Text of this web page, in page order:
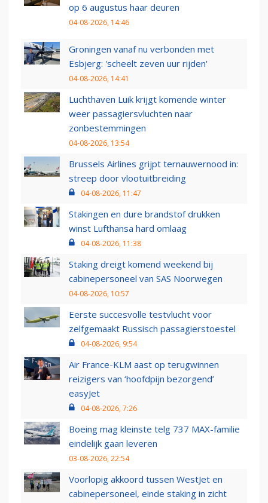
op 6 augustus haar deuren
04-08-2026, 14:46
Groningen vanaf nu verbonden met
Esbjerg: 'scheelt zeven uur rijden'
04-08-2026, 14:41
Luchthaven Luik krijgt komende winter
weer passagiersvluchten naar
zonbestemmingen
04-08-2026, 13:54
Brussels Airlines grijpt ternauwernood in:
streep door vlootuitbreiding
04-08-2026, 11:47
Stakingen en dure brandstof drukken
winst Lufthansa hard omlaag
04-08-2026, 11:38
Staking dreigt komend weekend bij
cabinepersoneel van SAS Noorwegen
04-08-2026, 10:57
Eerste succesvolle testvlucht voor
zelfgemaakt Russisch passagierstoestel
04-08-2026, 9:54
Air France-KLM aast op terugwinnen
reizigers van ‘hoofdpijn bezorgend’
easyJet
04-08-2026, 7:26
Boeing mag kleinste telg 737 MAX-familie
eindelijk gaan leveren
03-08-2026, 22:54
Voorlopig akkoord tussen WestJet en
cabinepersoneel, einde staking in zicht